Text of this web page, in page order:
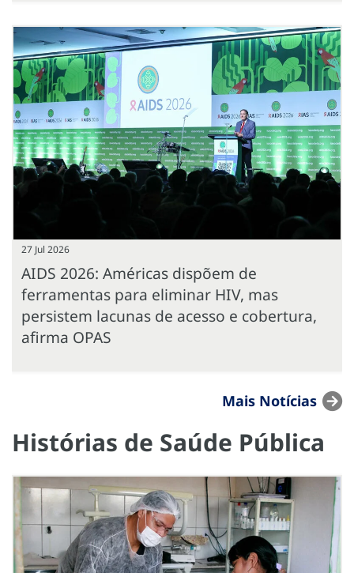
27 Jul 2026
AIDS 2026: Américas dispõem de
ferramentas para eliminar HIV, mas
persistem lacunas de acesso e cobertura,
afirma OPAS
Mais Notícias
Histórias de Saúde Pública